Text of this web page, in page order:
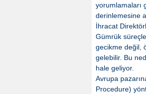
yorumlamaları
derinlemesine
İhracat
Gümrük
gecikme değil,
gelebilir. Bu
hale geliyor.
Avrupa
Procedure)